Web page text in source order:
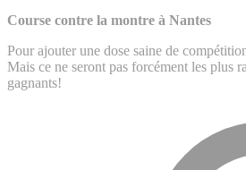
Course contre la montre à Nantes
Pour ajouter une dose saine de
Mais ce ne seront pas forcément les plus
gagnants!